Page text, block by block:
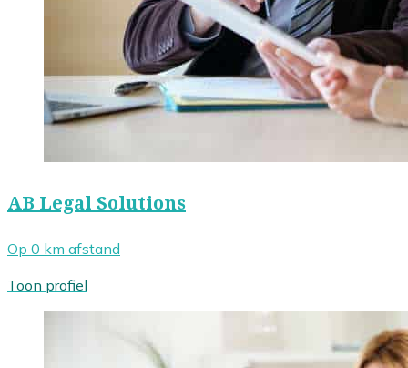
AB Legal Solutions
Op 0 km afstand
Toon profiel